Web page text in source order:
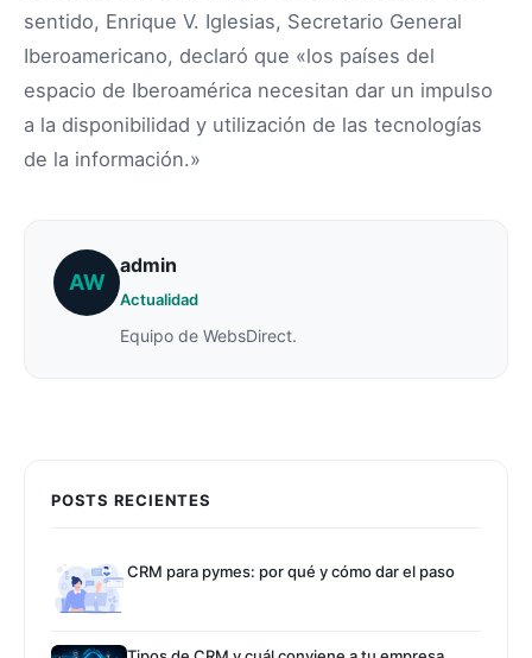
POSTS RECIENTES
CRM para pymes: por qué y cómo dar el paso
sentido, Enrique V. Iglesias, Secretario General
Iberoamericano, declaró que «los países del
espacio de Iberoamérica necesitan dar un impulso
a la disponibilidad y utilización de las tecnologías
de la información.»
AW
admin
Actualidad
Equipo de WebsDirect.